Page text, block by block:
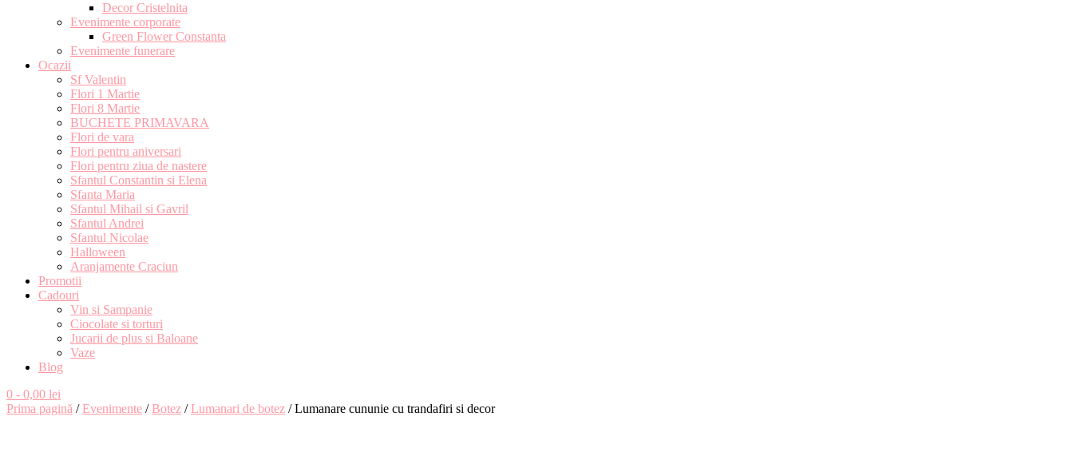
Decor Cristelnita
Evenimente corporate
Green Flower Constanta
Evenimente funerare
Ocazii
Sf Valentin
Flori 1 Martie
Flori 8 Martie
BUCHETE PRIMAVARA
Flori de vara
Flori pentru aniversari
Flori pentru ziua de nastere
Sfantul Constantin si Elena
Sfanta Maria
Sfantul Mihail si Gavril
Sfantul Andrei
Sfantul Nicolae
Halloween
Aranjamente Craciun
Promotii
Cadouri
Vin si Sampanie
Ciocolate si torturi
Jucarii de plus si Baloane
Vaze
Blog
0 - 0,00 lei
Prima pagină /Evenimente /Botez /Lumanari de botez / Lumanare cununie cu trandafiri si decor